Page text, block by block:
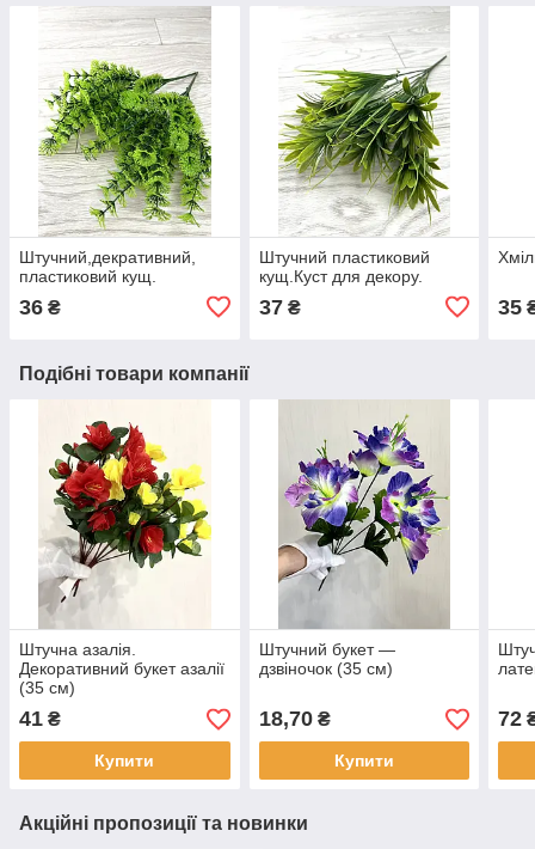
Штучний,декративний,
пластиковий кущ.
36 ₴
Штучний пластиковий
кущ.Куст для декору.
37₴ 35
Подібні товари компанії
Штучна азалія.
Декоративний букет азалії
(35 см)
41 ₴
Купити
Штучний букет —
дзвіночок (35 см)
18,70₴
Купити
72
Акційні пропозиції та новинки